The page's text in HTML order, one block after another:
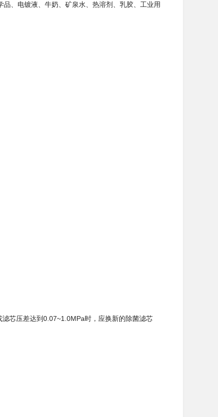
、电镀液、牛奶、矿泉水、热溶剂、乳胶、工业用
芯压差达到0.07~1.0MPa时，应换新的除菌滤芯